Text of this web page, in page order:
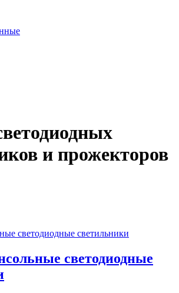
и прожекторов
светодиодные